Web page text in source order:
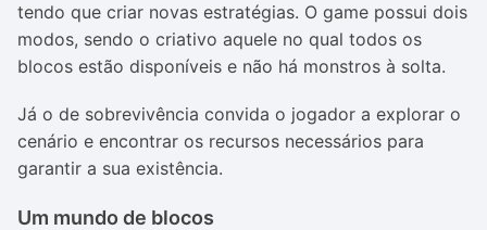
tendo que criar novas estratégias. O game possui dois
modos, sendo o criativo aquele no qual todos os
blocos estão disponíveis e não há monstros à solta.
Já o de sobrevivência convida o jogador a explorar o
cenário e encontrar os recursos necessários para
garantir a sua existência.
Um mundo de blocos